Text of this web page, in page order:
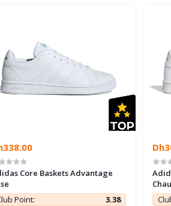
Core Baskets Advantage
Point:
3.38